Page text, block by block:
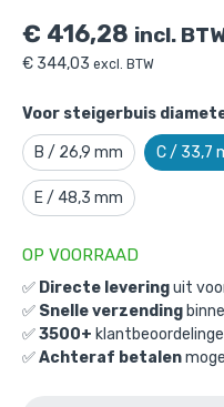
€ 416,28 incl.
€ 344,03 excl. BTW
Voor steigerbuis
B / 26,9 mm C / 33,7
E / 48,3 mm
OP VOORRAAD
✅ Directe leveringuit
✅ Snelle verzending
✅3500+
✅Achteraf betalen
Doos Ovale
mm (30 stuks)
Productnummer: D101012ZWC
€416,28 incl.
€344,03 excl. BTW